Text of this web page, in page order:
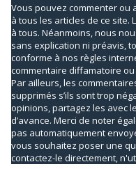
Vous pouvez commenter ou
à tous les articles de ce site.
à tous. Néanmoins, nous
sans explication ni préavis,
conforme à nos règles
commentaire diffamatoire
Par ailleurs, les
supprimés s’ils sont trop
opinions, partagez les avec
d’avance. Merci de noter
pas automatiquement
vous souhaitez poser une
contactez-le directement,